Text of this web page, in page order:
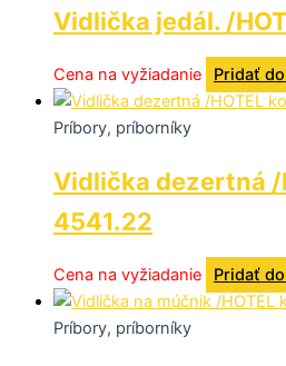
Vidlička jedál. /
Cena na vyžiadanie Pridať
Príbory, príborníky
Vidlička dezertná /
4541.22
Cena na vyžiadanie Pridať
Príbory, príborníky